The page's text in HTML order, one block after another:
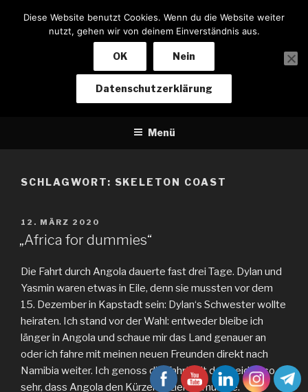
Inhalt
NOTIZEN EINES BIKERS
Menü
SCHLAGWORT: SKELETON COAST
VERÖFFENTLICHT
AM
12. MÄRZ 2020
„Africa for dummies“
Die Fahrt durch Angola dauerte fast drei Tage. Dylan und
Yasmin waren etwas in Eile, denn sie mussten vor dem
15. Dezember in Kapstadt sein: Dylan‘s Schwester wollte
heiraten. Ich stand vor der Wahl: entweder bleibe ich
länger in Angola und schaue mir das Land genauer an
oder ich fahre mit meinen neuen Freunden direkt nach
Namibia weiter. Ich genoss die Fahrt mit den beiden so
sehr, dass Angola den Kürzeren ziehen musste.
Diese Website benutzt Cookies. Wenn du die Website weiter
nutzt, gehen wir von deinem Einverständnis aus.
OK Nein
Datenschutzerklärung